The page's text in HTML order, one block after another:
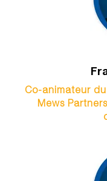
Co-animateur
Mews